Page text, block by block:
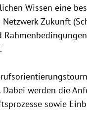
Wissen eine
Zukunft
werden die
sowie